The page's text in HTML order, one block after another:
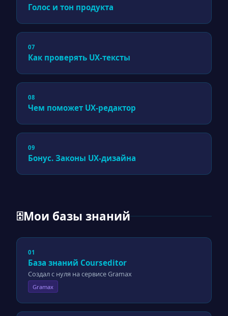
Голос и тон продукта
07
Как проверять UX-тексты
08
Чем поможет UX-редактор
09
Бонус. Законы UX-дизайна
🗄Мои базы знаний
01
База знаний Courseditor
Создал с нуля на сервисе Gramax
Gramax